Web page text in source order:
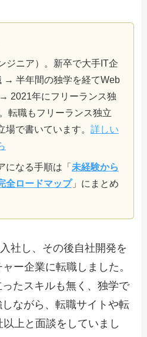
ジニア）。新卒で大手IT企
→ 半年間の独学を経てWeb
2021年にフリーランス独
転職もフリーランス独立
場で書いています。 詳しい
になる手順は「未経験から
全ロードマップ」にまとめ
社し、その後自社開発を
ー企業に転職しました。
たスキルも無く、独学で
ながら、転職サイトや転
上と面談をしていまし